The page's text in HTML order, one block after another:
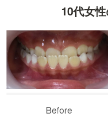
10代女
Before